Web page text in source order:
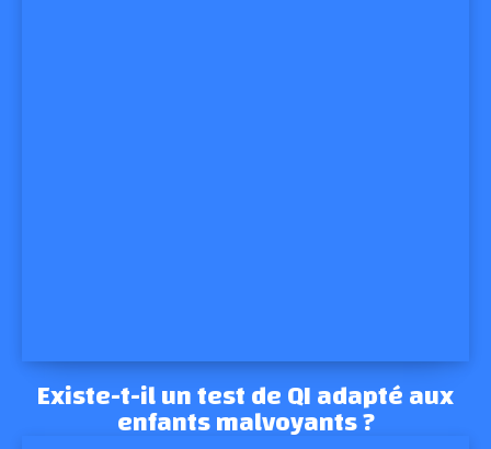
Existe-t-il un test de QI adapté aux
enfants malvoyants ?